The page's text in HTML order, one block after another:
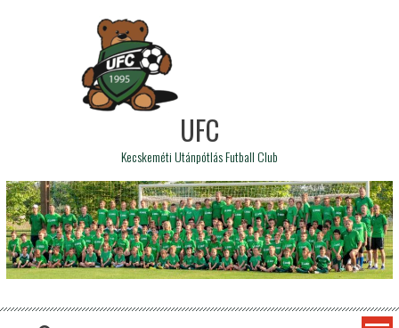
UFC
Kecskeméti Utánpótlás Futball Club